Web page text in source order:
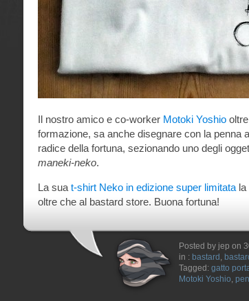
Il nostro amico e co-worker Motoki Yoshio
formazione, sa anche disegnare con la penna
radice della fortuna, sezionando uno degli
maneki-neko.
La sua t-shirt Neko in edizione super limitata la
oltre che al bastard store. Buona fortuna!
Posted by jep on
in : bastard ,
Tagged: gatto
Motoki Yoshio,